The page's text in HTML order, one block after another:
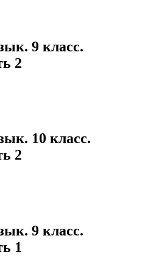
9 класс.
2
10 класс.
2
9 класс.
1